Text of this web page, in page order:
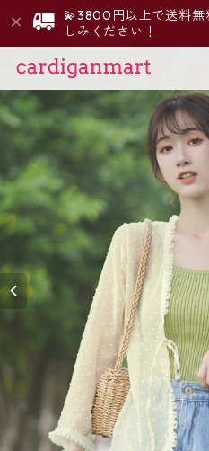
💫3800円以上で送料無
しみください！